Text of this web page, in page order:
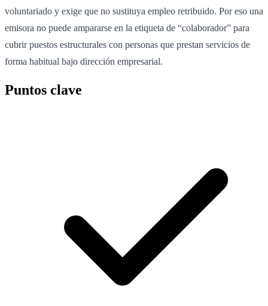
voluntariado y exige que no sustituya empleo retribuido. Por eso una
emisora no puede ampararse en la etiqueta de “colaborador” para
cubrir puestos estructurales con personas que prestan servicios de
forma habitual bajo dirección empresarial.
Puntos clave